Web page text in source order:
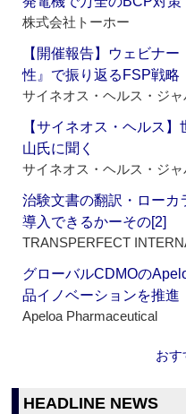
株式会社トーホー
【開催報告】ウェビナ
性』で振り返るFSP戦略
サイネオス・ヘルス・ジ
【サイネオス・ヘルス
山氏に聞く
サイネオス・ヘルス・ジ
治験文書の翻訳・ローカ
導入できるかーその[2]
TRANSPERFECT
グローバルCDMOの
品イノベーションを推進
Apeloa Pharmaceutical
おす
HEADLINE NEWS